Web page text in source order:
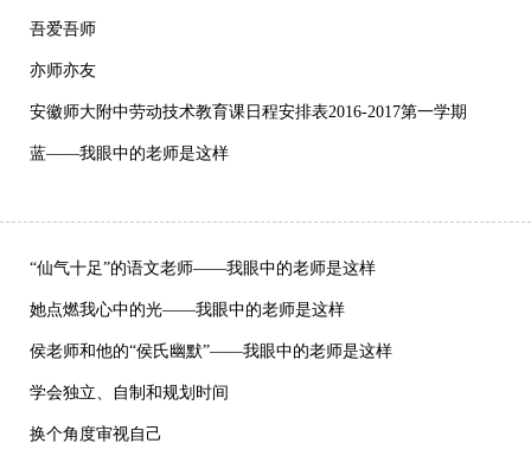
吾爱吾师
亦师亦友
安徽师大附中劳动技术教育课日程安排表2016-2017第一学期
蓝——我眼中的老师是这样
“仙气十足”的语文老师——我眼中的老师是这样
她点燃我心中的光——我眼中的老师是这样
侯老师和他的“侯氏幽默”——我眼中的老师是这样
学会独立、自制和规划时间
换个角度审视自己